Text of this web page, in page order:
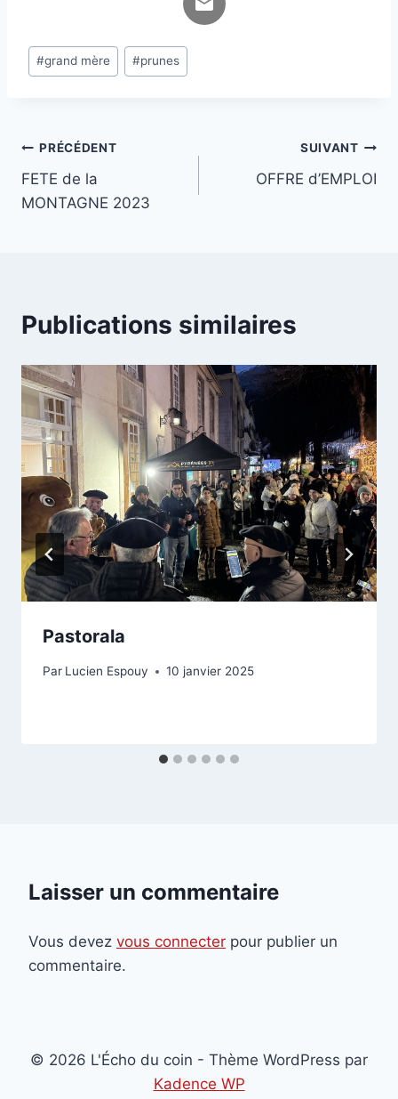
Étiquettes
de
#grand mère #prunes
Navigation
de
PRÉCÉDENT
FETE de la
MONTAGNE 2023
SUIVANT
OFFRE d’EMPLOI
Publications similaires
Pastorala
Par Lucien Espouy 10 janvier 2025
Laisser un commentaire
Vous devez vous connecter pour publier un
commentaire.
© 2026 L'Écho du coin - Thème WordPress par
Kadence WP